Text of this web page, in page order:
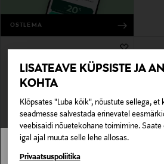
LISATEAVE KÜPSISTE JA
KOHTA
Klõpsates "Luba kõik", nõustute sellega, et
seadmesse salvestada erinevatel
veebisaidi nõuetekohane toimimine. Saate
igal ajal muuta selle lehe allosas.
Privaatsuspoliitika
OSTLEMA
RITUALS
Stockmann pole Sinu riigis